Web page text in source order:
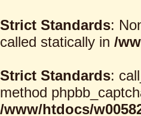
Strict Standards:
called statically in /
Strict Standards:
method
/www/htdocs/